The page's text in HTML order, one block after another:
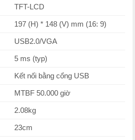
TFT-LCD
197 (H) * 148 (V) mm (16: 9)
USB2.0/VGA
5 ms (typ)
Kết nối bằng cổng USB
MTBF 50.000 giờ
2.08kg
23cm